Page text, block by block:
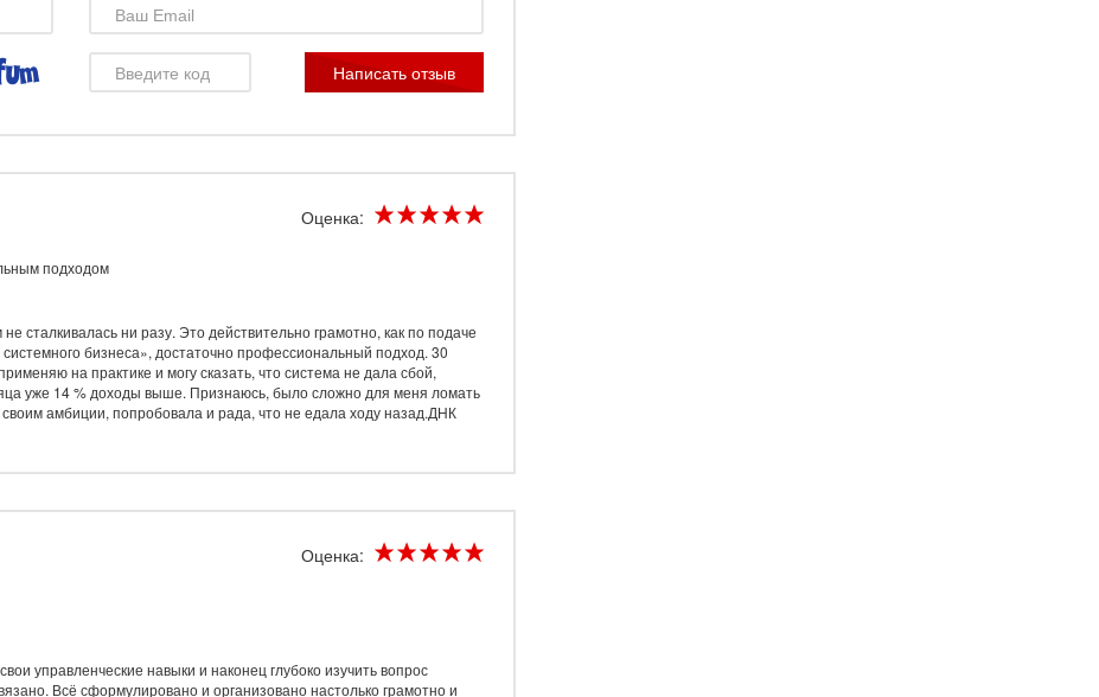
незаметно, на каждом этапе у меня был реальный интерес к теме.
я довольна, получила то, за чем шла. Рекомендую!
полезна не только менеджерам или владельцам, она будет
связанной с предоставлением услуг. Никакой воды, все
вооружение несколько инструментов для увеличения прибыли, буду
вебинара, он оказался самым полезным из всех, которые я
Оценка:
помощью по ведению бизнеса, думал смогу сам справиться со
двигаться дальше, а текущая ситуация не позволяет. Вот
была проведена колоссальная работа по аудиту и прочим
процессы, изменили регламент, добавили свои пункты в
Написать отзыв
Оценка:
подходом
сталкивалась ни разу. Это действительно грамотно, как по подаче
бизнеса», достаточно профессиональный подход. 30
на практике и могу сказать, что система не дала сбой,
уже 14 % доходы выше. Признаюсь, было сложно для меня ломать
амбиции, попробовала и рада, что не едала ходу назад.ДНК
Оценка:
управленческие навыки и наконец глубоко изучить вопрос
Всё сформулировано и организовано настолько грамотно и